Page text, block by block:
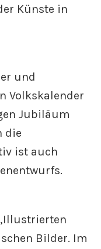
Künste in
und
Volkskalender
Jubiläum
die
ist auch
Bilder. Im